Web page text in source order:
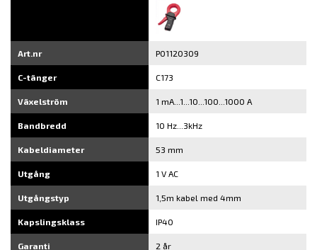
Art.nr P01120309
C-tänger C173
Växelström 1 mA...1...10...100...1000 A
Bandbredd 10 Hz...3kHz
Kabeldiameter 53 mm
Utgång 1 V AC
Utgångstyp 1,5m kabel med 4mm
Kapslingsklass IP40
Garanti 2 år